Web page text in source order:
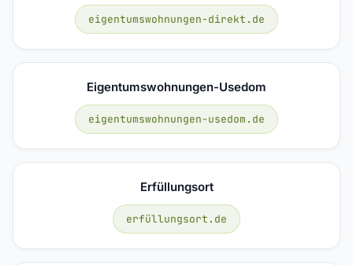
eigentumswohnungen-direkt.de
Eigentumswohnungen-Usedom
eigentumswohnungen-usedom.de
Erfüllungsort
erfüllungsort.de